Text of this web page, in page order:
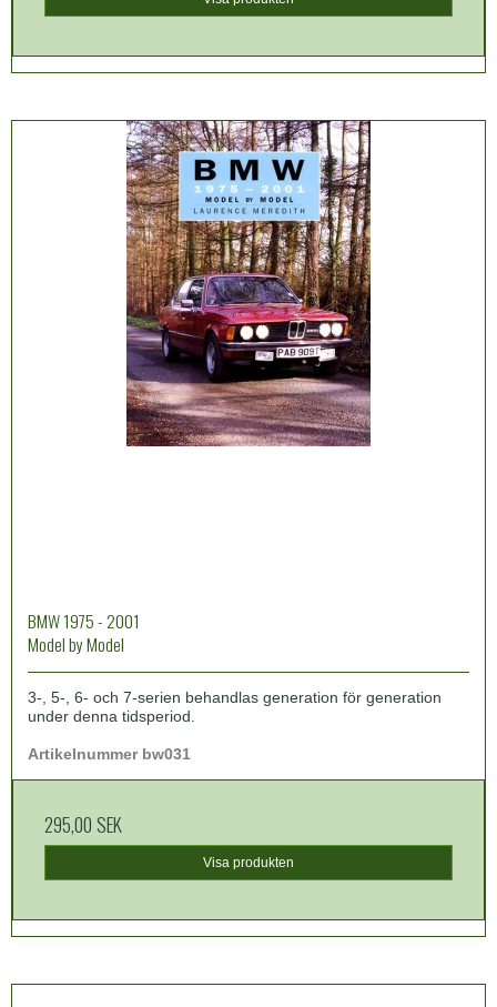
BMW 1975 - 2001
Model by Model
3-, 5-, 6- och 7-serien behandlas generation för generation
under denna tidsperiod.
Artikelnummer bw031
295,00 SEK
Visa produkten